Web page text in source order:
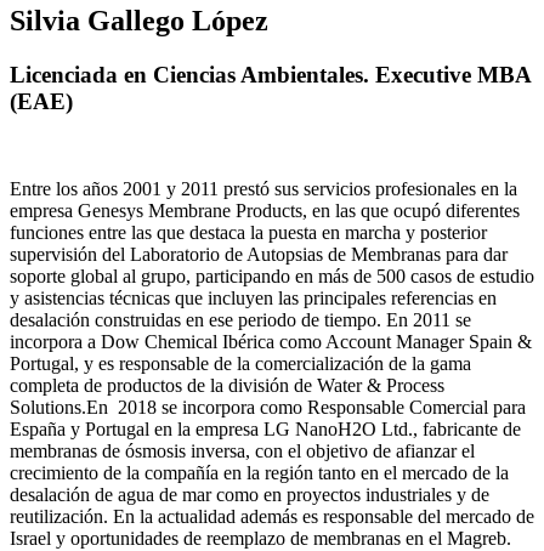
Silvia Gallego López
Licenciada en Ciencias Ambientales. Executive MBA
(EAE)
Entre los años 2001 y 2011 prestó sus servicios profesionales en la
empresa Genesys Membrane Products, en las que ocupó diferentes
funciones entre las que destaca la puesta en marcha y posterior
supervisión del Laboratorio de Autopsias de Membranas para dar
soporte global al grupo, participando en más de 500 casos de estudio
y asistencias técnicas que incluyen las principales referencias en
desalación construidas en ese periodo de tiempo. En 2011 se
incorpora a Dow Chemical Ibérica como Account Manager Spain &
Portugal, y es responsable de la comercialización de la gama
completa de productos de la división de Water & Process
Solutions.En 2018 se incorpora como Responsable Comercial para
España y Portugal en la empresa LG NanoH2O Ltd., fabricante de
membranas de ósmosis inversa, con el objetivo de afianzar el
crecimiento de la compañía en la región tanto en el mercado de la
desalación de agua de mar como en proyectos industriales y de
reutilización. En la actualidad además es responsable del mercado de
Israel y oportunidades de reemplazo de membranas en el Magreb.